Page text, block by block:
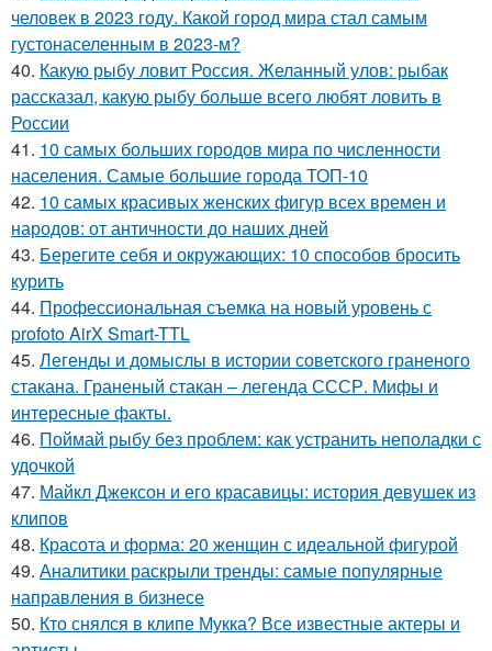
человек в 2023 году. Какой город мира стал самым
густонаселенным в 2023-м?
40. Какую рыбу ловит Россия. Желанный улов: рыбак
рассказал, какую рыбу больше всего любят ловить в
России
41. 10 самых больших городов мира по численности
населения. Самые большие города ТОП-10
42. 10 самых красивых женских фигур всех времен и
народов: от античности до наших дней
43. Берегите себя и окружающих: 10 способов бросить
курить
44. Профессиональная съемка на новый уровень с
profoto AirX Smart-TTL
45. Легенды и домыслы в истории советского граненого
стакана. Граненый стакан – легенда СССР. Мифы и
интересные факты.
46. Поймай рыбу без проблем: как устранить неполадки с
удочкой
47. Майкл Джексон и его красавицы: история девушек из
клипов
48. Красота и форма: 20 женщин с идеальной фигурой
49. Аналитики раскрыли тренды: самые популярные
направления в бизнесе
50. Кто снялся в клипе Мукка? Все известные актеры и